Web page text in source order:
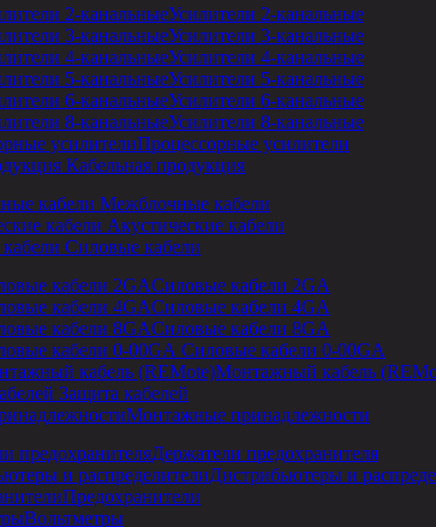
Усилители 2-канальные
Усилители 3-канальные
Усилители 4-канальные
Усилители 5-канальные
Усилители 6-канальные
Усилители 8-канальные
Процессорные усилители
Кабельная продукция
Межблочные кабели
Акустические кабели
Силовые кабели
Силовые кабели 2GA
Силовые кабели 4GA
Силовые кабели 8GA
Силовые кабели 0-00GA
Монтажный кабель
Защита кабелей
Монтажные принадлежности
Держатели предохранителя
Дистрибьютеры и
Предохранители
Вольтметры